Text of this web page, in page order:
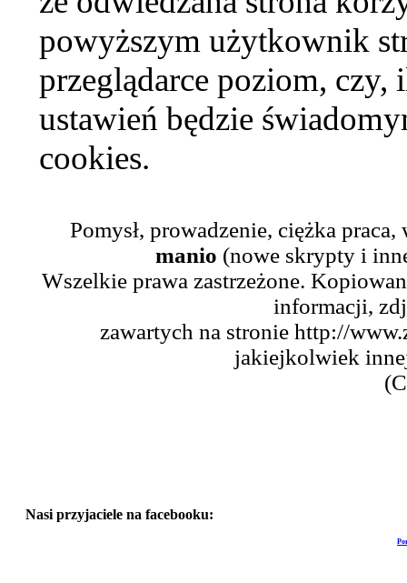
powyższym użytkownik
przeglądarce poziom,
ustawień będzie
cookies.
Pomysł, prowadzenie, ciężka
manio (nowe skrypty i
Wszelkie prawa zastrzeżone.
informacji,
zawartych na stronie http://
jakiejkolwiek
Nasi przyjaciele na facebooku: